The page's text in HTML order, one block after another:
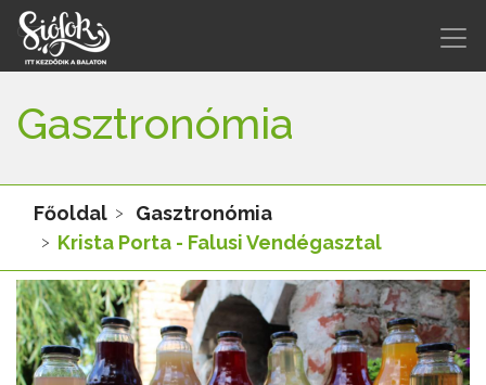
Gasztronómia
Főoldal
Gasztronómia
Krista Porta - Falusi Vendégasztal